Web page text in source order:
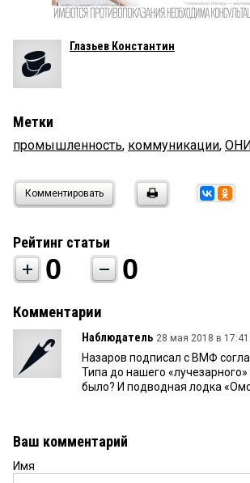
Глазьев Константин
Метки
промышленность, коммуникации,
Комментировать
Рейтинг статьи
0 0
Комментарии
Наблюдатель 28 мая 2018 в 17:41:
Назаров подписал с ВМФ
Типа до нашего
было? И подводная лодка
Ваш комментарий
Имя